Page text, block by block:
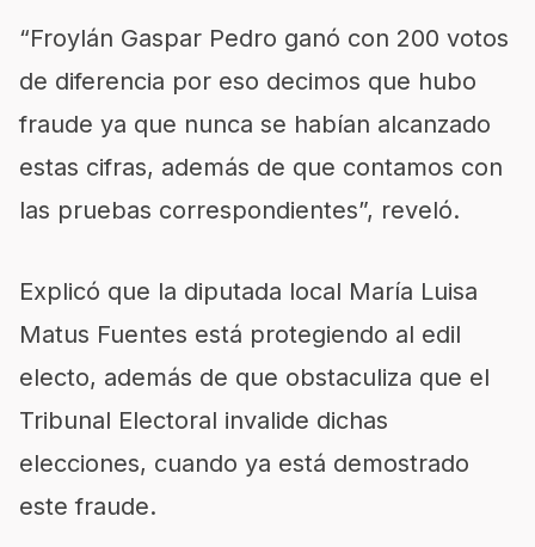
“Froylán Gaspar Pedro ganó con 200 votos
de diferencia por eso decimos que hubo
fraude ya que nunca se habían alcanzado
estas cifras, además de que contamos con
las pruebas correspondientes”, reveló.
Explicó que la diputada local María Luisa
Matus Fuentes está protegiendo al edil
electo, además de que obstaculiza que el
Tribunal Electoral invalide dichas
elecciones, cuando ya está demostrado
este fraude.